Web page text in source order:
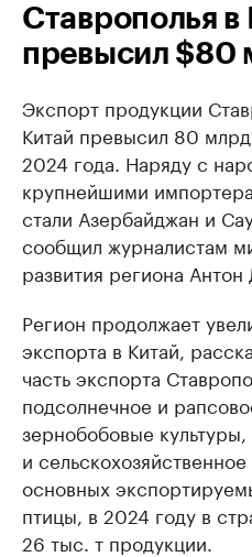
Ставрополья в
превысил $80
Экспорт продукции
Китай превысил 80
2024 года. Наряду с
крупнейшими
стали Азербайджан и
сообщил журналистам
развития региона Антон
Регион продолжает
экспорта в Китай,
часть экспорта
подсолнечное и
зернобобовые
и
основных
птицы, в 2024 году в
26 тыс. т продукции.